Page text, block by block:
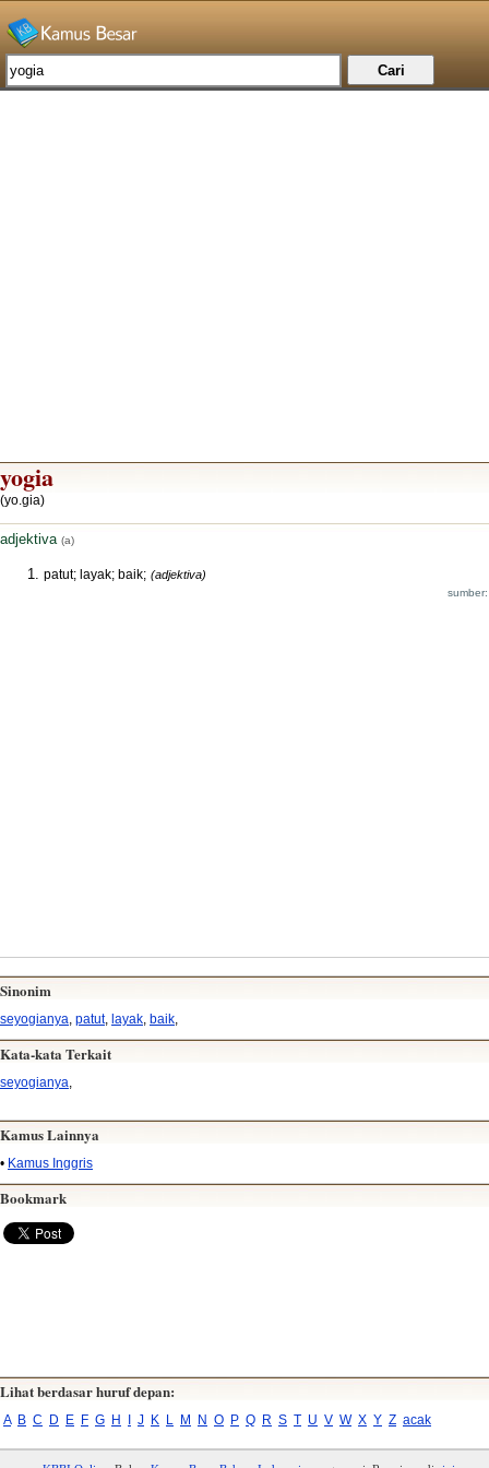
yogia
(yo.gia)
adjektiva (a)
patut; layak; baik; (adjektiva)
Sinonim
seyogianya patut, layak baik
Kata-kata Terkait
seyogianya,
Kamus Lainnya
• Kamus Inggris
Bookmark
Lihat berdasar huruf depan:
A B C D E F G H I J K L M N O P Q R S T U V W X Y Z acak